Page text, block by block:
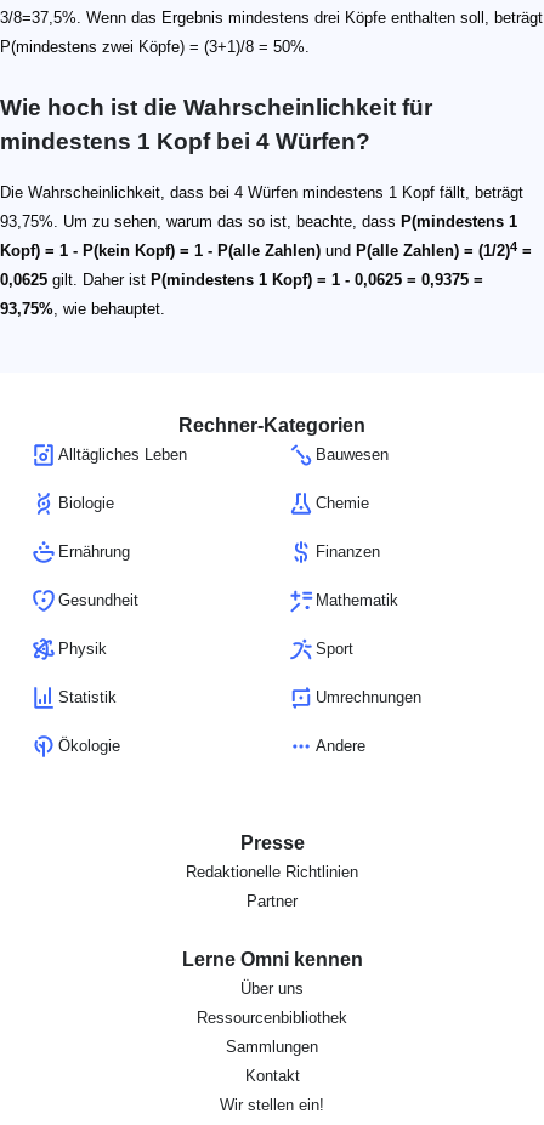
3/8=37,5%. Wenn das Ergebnis mindestens drei Köpfe enthalten soll, beträgt
P(mindestens zwei Köpfe) = (3+1)/8 = 50%.
Wie hoch ist die Wahrscheinlichkeit für
mindestens 1 Kopf bei 4 Würfen?
Die Wahrscheinlichkeit, dass bei 4 Würfen mindestens 1 Kopf fällt, beträgt
93,75%. Um zu sehen, warum das so ist, beachte, dass P(mindestens 1
Kopf) = 1 - P(kein Kopf) = 1 - P(alle Zahlen) und P(alle Zahlen) = (1/2)4 =
0,0625 gilt. Daher ist P(mindestens 1 Kopf) = 1 - 0,0625 = 0,9375 =
93,75%, wie behauptet.
Rechner-Kategorien
Alltägliches Leben Bauwesen
Biologie Chemie
Ernährung Finanzen
Gesundheit Mathematik
Physik Sport
Statistik Umrechnungen
Ökologie Andere
Presse
Redaktionelle Richtlinien
Partner
Lerne Omni kennen
Über uns
Ressourcenbibliothek
Sammlungen
Kontakt
Wir stellen ein!